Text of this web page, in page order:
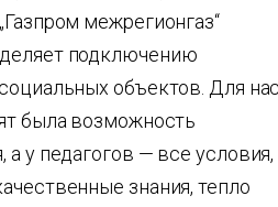
межрегионгаз“
подключению
объектов. Для
была возможность
а у педагогов — все условия,
знания, тепло